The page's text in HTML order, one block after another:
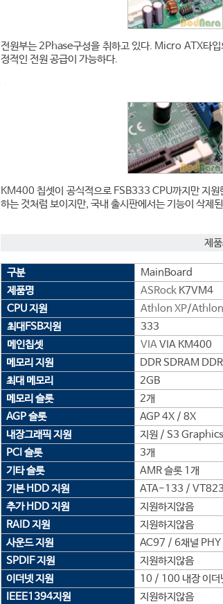
전원부는 2Phase구성을 취하고 있다. Micro ATX타입
정적인 전원 공급이 가능하다.
KM400 칩셋이 공식적으로 FSB333 CPU까지만 지
하는 것처럼 보이지만, 국내 출시판에서는 기능이 삭제
제
구분
MainBoard
제품명
ASRock K7VM4
CPU 지원
Athlon XP/Athlon
최대FSB지원
333
메인칩셋
VIAVIA KM400
메모리 지원
DDR SDRAM
최대 메모리
2GB
메모리 슬롯
2개
AGP 슬롯
AGP 4X / 8X
내장그래픽 지원
지원 / S3
PCI 슬롯
3개
기타 슬롯
AMR 슬롯 1개
기본 HDD 지원
ATA-133 /
추가 HDD 지원
지원하지않음
RAID 지원
지원하지않음
사운드 지원
AC97 / 6채널 PHY
SPDIF 지원
지원하지않음
이더넷 지원
10 / 100 내장 이더
IEEE1394지원
지원하지않음